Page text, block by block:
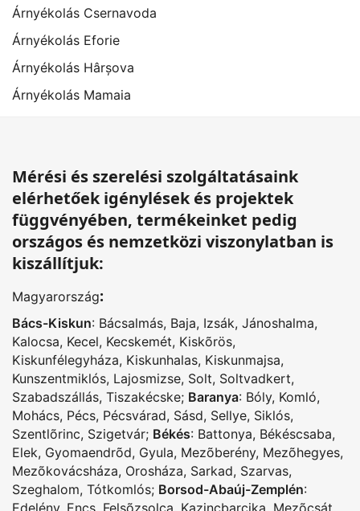
Árnyékolás Csernavoda
Árnyékolás Eforie
Árnyékolás Hârșova
Árnyékolás Mamaia
Mérési és szerelési szolgáltatásaink
elérhetőek igénylések és projektek
függvényében, termékeinket pedig
országos és nemzetközi viszonylatban is
kiszállítjuk:
Magyarország:
Bács-Kiskun: Bácsalmás, Baja, Izsák, Jánoshalma,
Kalocsa, Kecel, Kecskemét, Kiskõrös,
Kiskunfélegyháza, Kiskunhalas, Kiskunmajsa,
Kunszentmiklós, Lajosmizse, Solt, Soltvadkert,
Szabadszállás, Tiszakécske; Baranya: Bóly, Komló,
Mohács, Pécs, Pécsvárad, Sásd, Sellye, Siklós,
Szentlõrinc, Szigetvár; Békés: Battonya, Békéscsaba,
Elek, Gyomaendrõd, Gyula, Mezõberény, Mezõhegyes,
Mezõkovácsháza, Orosháza, Sarkad, Szarvas,
Szeghalom, Tótkomlós; Borsod-Abaúj-Zemplén:
Edelény, Encs, Felsõzsolca, Kazincbarcika, Mezõcsát,